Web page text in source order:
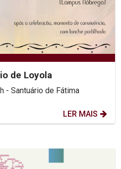
de Loyola
- Santuário de Fátima
LER MAIS